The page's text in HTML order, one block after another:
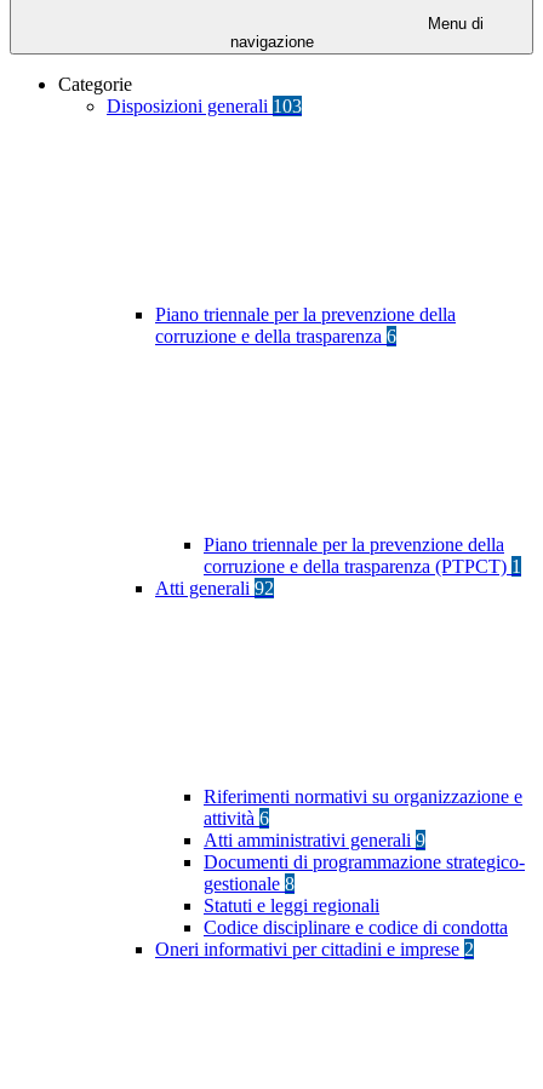
Menu di
navigazione
Categorie
Disposizioni generali 103
Piano triennale per la prevenzione della
corruzione e della trasparenza 6
Piano triennale per la prevenzione della
corruzione e della trasparenza (PTPCT) 1
Atti generali 92
Riferimenti normativi su organizzazione e
attività 6
Atti amministrativi generali 9
Documenti di programmazione strategico-
gestionale 8
Statuti e leggi regionali
Codice disciplinare e codice di condotta
Oneri informativi per cittadini e imprese 2